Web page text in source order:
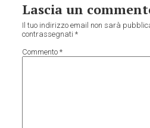
Lascia un
Il tuo indirizzo email non sarà
contrassegnati*
Commento*